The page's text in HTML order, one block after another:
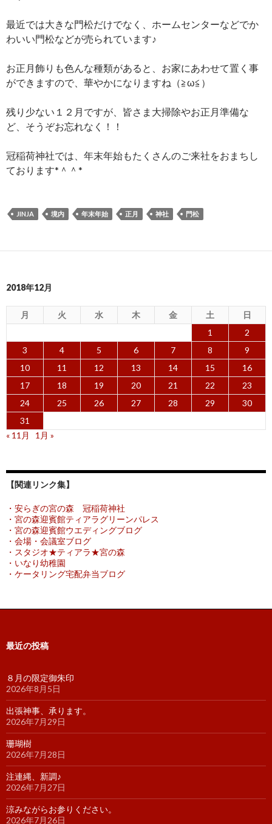
最近では大きな門松だけでなく、ホームセンターなどでか
わいい門松などが売られています♪
お正月飾りも色んな種類があると、お家にあわせて置く事
ができますので、華やかになりますね（≧ω≦）
残り少ない１２月ですが、皆さま大掃除やお正月準備な
ど、そうぞお忘れなく！！
冠稲荷神社では、年末年始もたくさんのご来社をおまちし
ております*＾＾*
JINJA 境内 年末年始 正月 神社 門松
2018年12月
月 火 水 木 金 土
日
1
2
3
4 5 6 7 8
9
10
11 12 13 14 15
16
17
18 19 20 21 22
23
24
25 26 27 28 29
30
31
« 11月
1月 »
【関連リンク集】
・安らぎの宮の森 冠稲荷神社
・宮の森迎賓館ティアラグリーンパレス
・宮の森迎賓館ウエディングブログ
・会場・会議室ブログ
・スタジオ★ティアラ★宮の森
・いなり幼稚園
・ケータリング宅配弁当ブログ
最近の投稿
８月の限定御朱印
2026年8月5日
出張神事、承ります。
2026年7月29日
珊瑚樹
2026年7月28日
注連縄、新調♪
2026年7月27日
涼みながらお参りください。
2026年7月26日